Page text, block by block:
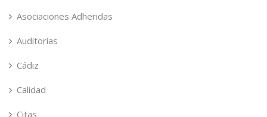
Asociaciones Adheridas
Auditorías
Cádiz
Calidad
Citas